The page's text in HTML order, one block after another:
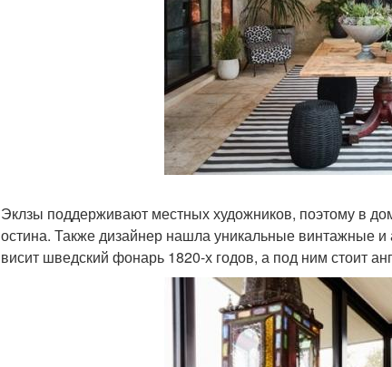
Эклзы поддерживают местных художников, поэтому в
остина. Также дизайнер нашла уникальные винтажные
висит шведский фонарь 1820-х годов, а под ним стоит